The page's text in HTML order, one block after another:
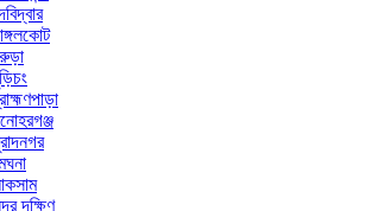
দক্ষিণ